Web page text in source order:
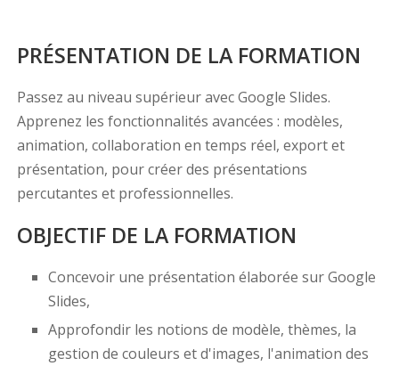
PRÉSENTATION DE LA FORMATION
Passez au niveau supérieur avec Google Slides.
Apprenez les fonctionnalités avancées : modèles,
animation, collaboration en temps réel, export et
présentation, pour créer des présentations
percutantes et professionnelles.
OBJECTIF DE LA FORMATION
Concevoir une présentation élaborée sur Google
Slides,
Approfondir les notions de modèle, thèmes, la
gestion de couleurs et d'images, l'animation des